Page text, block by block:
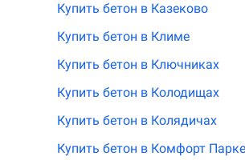
Купить бетон в Казеково
Купить бетон в Климе
Купить бетон в Ключниках
Купить бетон в Колодищах
Купить бетон в Колядичах
Купить бетон в Комфорт Парке